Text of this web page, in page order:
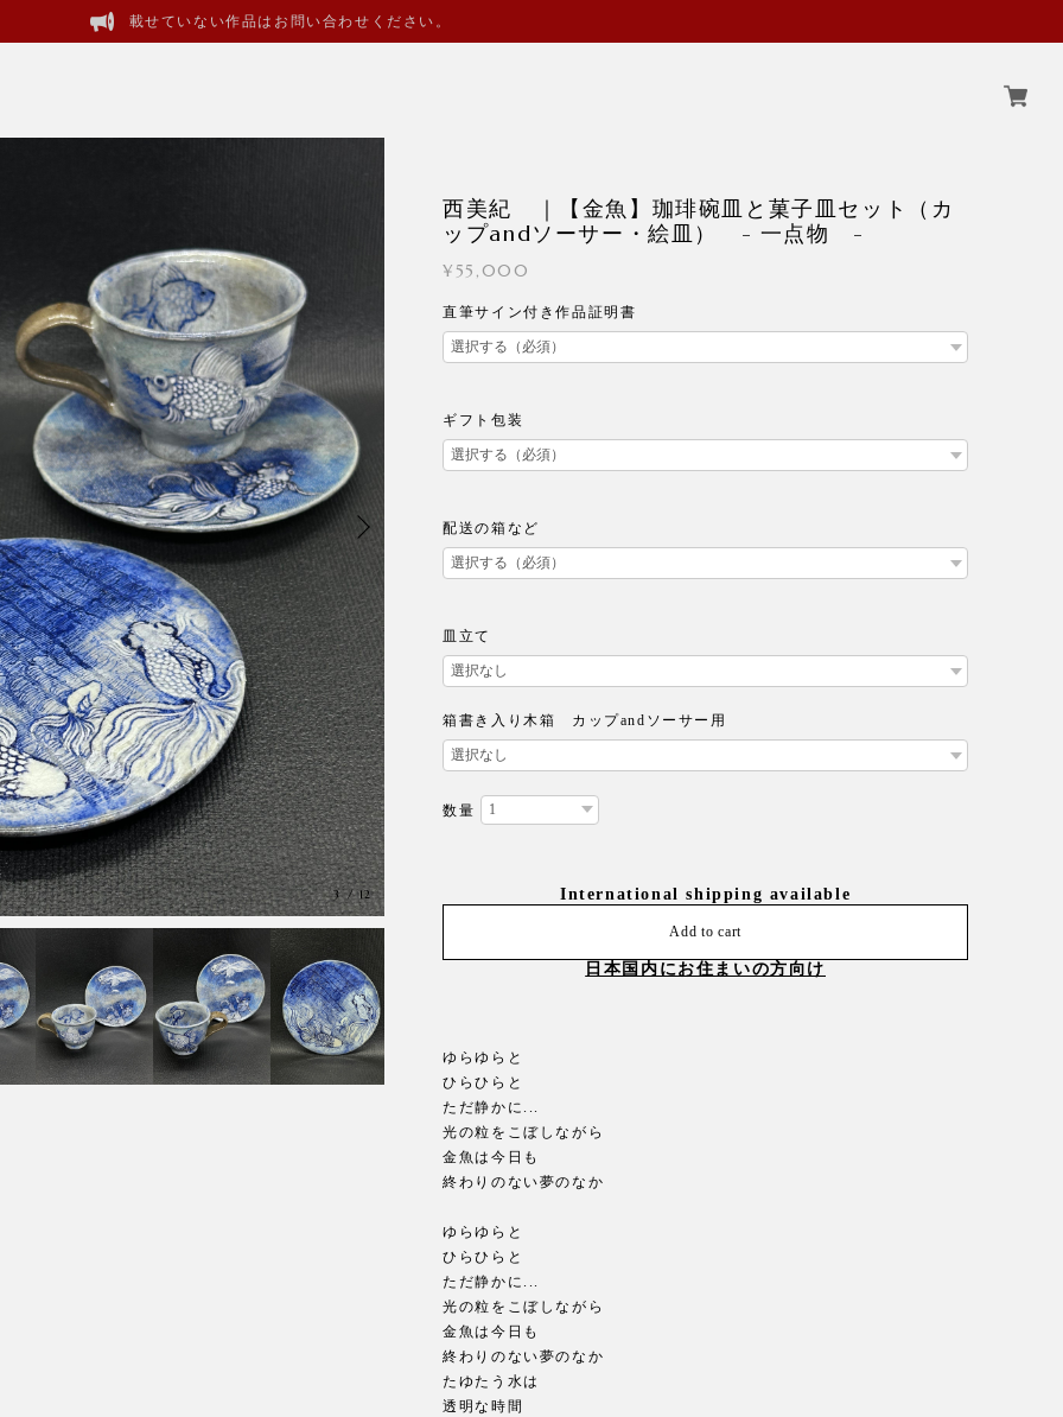
載せていない作品はお問い合わせください。
4/12
西美紀 ｜【金魚】珈琲碗皿と菓子皿セット（カ
ップandソーサー・絵皿） - 一点物 -
¥55,000
直筆サイン付き作品証明書
ギフト包装
配送の箱など
皿立て
箱書き入り木箱 カップandソーサー用
数量
International shipping available
Add to cart
日本国内にお住まいの方向け
ゆらゆらと
ひらひらと
ただ静かに...
光の粒をこぼしながら
金魚は今日も
終わりのない夢のなか
ゆらゆらと
ひらひらと
ただ静かに...
光の粒をこぼしながら
金魚は今日も
終わりのない夢のなか
たゆたう水は
透明な時間